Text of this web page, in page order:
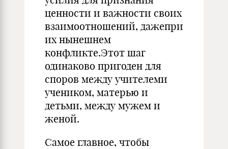
ценности и важности своих
взаимоотношений, дажепри
их нынешнем
конфликте.Этот шаг
одинаково пригоден для
споров между учителеми
учеником, матерью и
детьми, между мужем и
женой.
Самое главное, чтобы